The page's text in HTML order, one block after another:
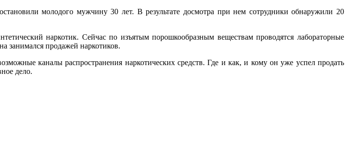
молодого мужчину 30 лет. В результате досмотра при нем сотрудники обнаружили 20
наркотик. Сейчас по изъятым порошкообразным веществам проводятся лабораторные
занимался продажей наркотиков.
каналы распространения наркотических средств. Где и как, и кому он уже успел продать
дело.